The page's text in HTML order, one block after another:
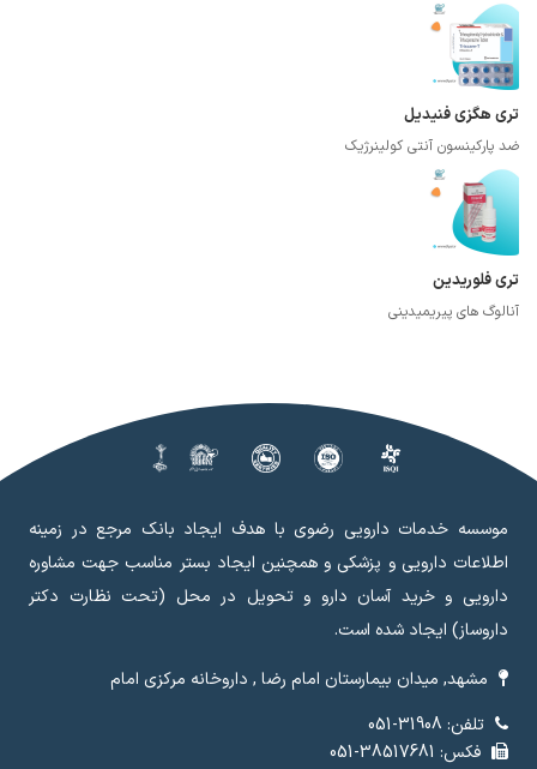
تری هگزی فنیدیل
ضد پارکینسون آنتی کولینرژیک
تری فلوریدین
آنالوگ های پیریمیدینی
موسسه خدمات دارویی رضوی با هدف ایجاد بانک مرجع در زمینه
اطلاعات دارویی و پزشکی و همچنین ایجاد بستر مناسب جهت مشاوره
دارویی و خرید آسان دارو و تحویل در محل (تحت نظارت دکتر
داروساز) ایجاد شده است.
مشهد, میدان بیمارستان امام رضا , داروخانه مرکزی امام
تلفن: 31908-051
فکس: 38517681-051